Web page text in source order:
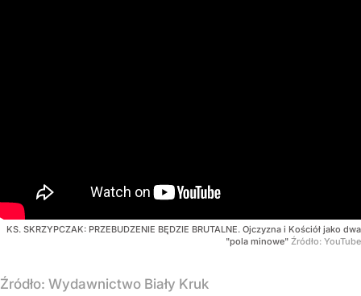
KS. SKRZYPCZAK: PRZEBUDZENIE BĘDZIE BRUTALNE. Ojczyzna i Kościół jako dwa
"pola minowe" Źródło: YouTube
Źródło: Wydawnictwo Biały Kruk